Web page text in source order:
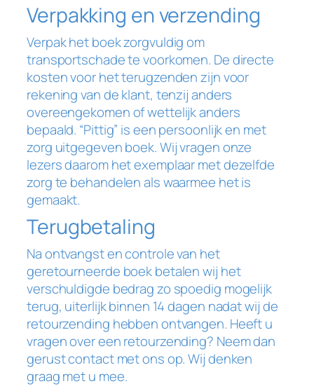
Verpakking en verzending
Verpak het boek zorgvuldig om
transportschade te voorkomen. De directe
kosten voor het terugzenden zijn voor
rekening van de klant, tenzij anders
overeengekomen of wettelijk anders
bepaald. “Pittig” is een persoonlijk en met
zorg uitgegeven boek. Wij vragen onze
lezers daarom het exemplaar met dezelfde
zorg te behandelen als waarmee het is
gemaakt.
Terugbetaling
Na ontvangst en controle van het
geretourneerde boek betalen wij het
verschuldigde bedrag zo spoedig mogelijk
terug, uiterlijk binnen 14 dagen nadat wij de
retourzending hebben ontvangen. Heeft u
vragen over een retourzending? Neem dan
gerust contact met ons op. Wij denken
graag met u mee.